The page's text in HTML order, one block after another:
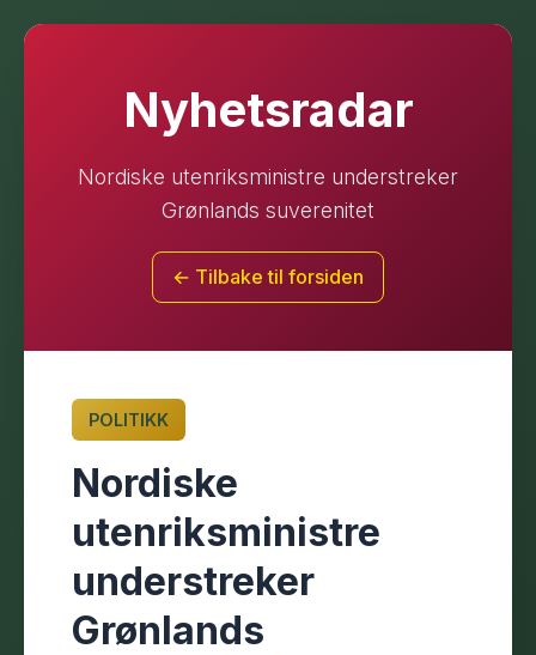
Nyhetsradar
Nordiske utenriksministre understreker
Grønlands suverenitet
← Tilbake til forsiden
POLITIKK
Nordiske
utenriksministre
understreker
Grønlands